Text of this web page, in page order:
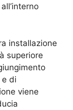
installazione
superiore
di
viene